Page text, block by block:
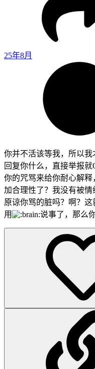
25年8月
你并不活该等我，所以
回复你什么，直接举报
你的咒骂来给你耐心解
加合理性了？我没有被
原谅你骂的脏吗？啊？
用
说事了，那么